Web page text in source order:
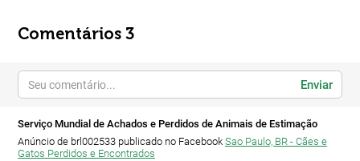
Comentários 3
Enviar
Serviço Mundial de Achados e Perdidos de Animais de Estimação
Anúncio de brl002533 publicado no Facebook Sao Paulo, BR - Cães e
Gatos Perdidos e Encontrados